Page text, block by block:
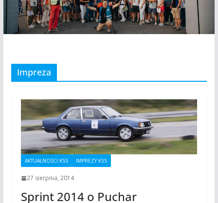
Impreza
AKTUALNOŚCI KSS IMPREZY KSS
27 sierpnia, 2014
Sprint 2014 o Puchar